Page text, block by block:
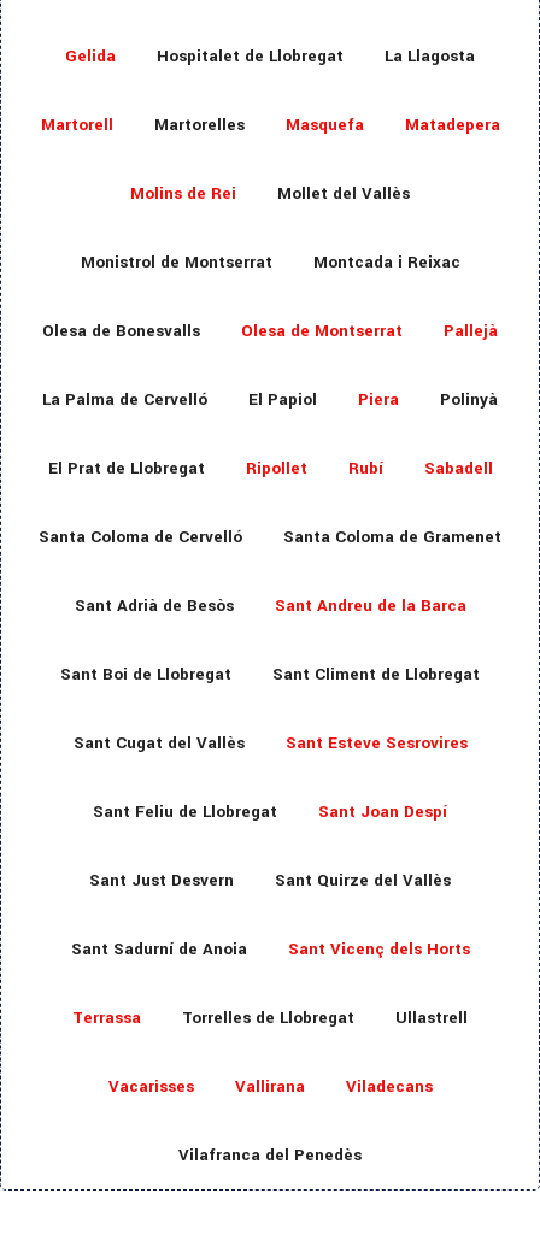
Gelida Hospitalet de Llobregat La Llagosta
Martorell Martorelles Masquefa Matadepera
Molins de Rei Mollet del Vallès
Monistrol de Montserrat Montcada i Reixac
Olesa de Bonesvalls Olesa de Montserrat Pallejà
La Palma de Cervelló El Papiol Piera Polinyà
El Prat de Llobregat Ripollet Rubí Sabadell
Santa Coloma de Cervelló Santa Coloma de Gramenet
Sant Adrià de Besòs Sant Andreu de la Barca
Sant Boi de Llobregat Sant Climent de Llobregat
Sant Cugat del Vallès Sant Esteve Sesrovires
Sant Feliu de Llobregat Sant Joan Despí
Sant Just Desvern Sant Quirze del Vallès
Sant Sadurní de Anoia Sant Vicenç dels Horts
Terrassa Torrelles de Llobregat Ullastrell
Vacarisses Vallirana Viladecans
Vilafranca del Penedès